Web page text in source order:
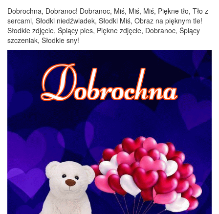
Dobrochna, Dobranoc! Dobranoc, Miś, Miś, Miś, Piękne tło, Tło z
sercami, Słodki niedźwiadek, Słodki Miś, Obraz na pięknym tle!
Słodkie zdjęcie, Śpiący pies, Piękne zdjęcie, Dobranoc, Śpiący
szczeniak, Słodkie sny!